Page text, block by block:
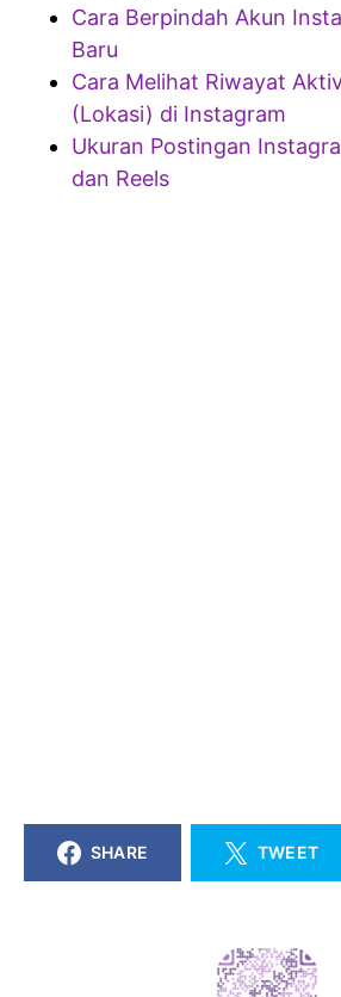
Cara Berpindah Akun
Baru
Cara Melihat Riwayat
(Lokasi) di Instagram
Ukuran Postingan
dan Reels
SHARE TWEET